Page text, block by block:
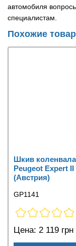
автомобиля
специалистам.
Похожие
Шкив
Peugeot Expert II
(Австрия)
GP1141
Цена: 2 119 грн